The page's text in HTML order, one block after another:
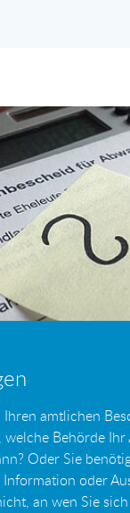
Ihren amtlichen
Behörde Ihr
Oder Sie
oder
an wen Sie